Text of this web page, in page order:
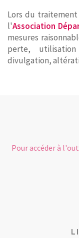
Lors du traitement
l'Association
mesures
perte,
divulgation,
Pour accéder à